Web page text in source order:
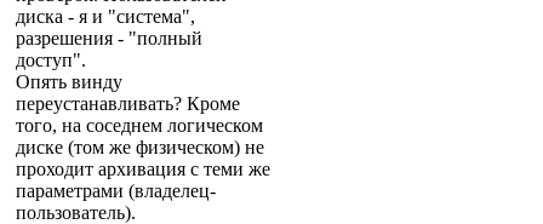
диска - я и "система",
разрешения - "полный
доступ".
Опять винду
переустанавливать? Кроме
того, на соседнем логическом
диске (том же физическом) не
проходит архивация с теми же
параметрами (владелец-
пользователь).